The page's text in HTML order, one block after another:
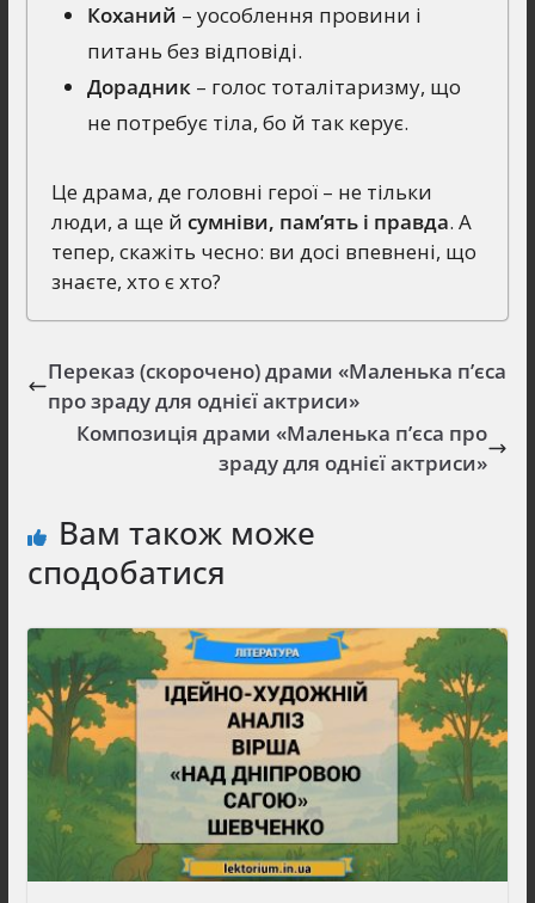
Коханий – уособлення провини і
питань без відповіді.
Дорадник– голос тоталітаризму, що
не потребує тіла, бо й так керує.
Це драма, де головні герої – не тільки
люди, а ще й сумніви, пам’ять і правда. А
тепер, скажіть чесно: ви досі впевнені, що
знаєте, хто є хто?
Переказ (скорочено) драми «Маленька п’єса
про зраду для однієї актриси»
Композиція драми «Маленька п’єса про
зраду для однієї актриси»
Вам також може
сподобатися